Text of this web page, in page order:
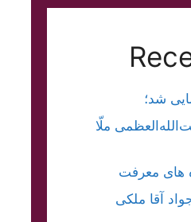
ملّا
های معرفت
آقا ملکی